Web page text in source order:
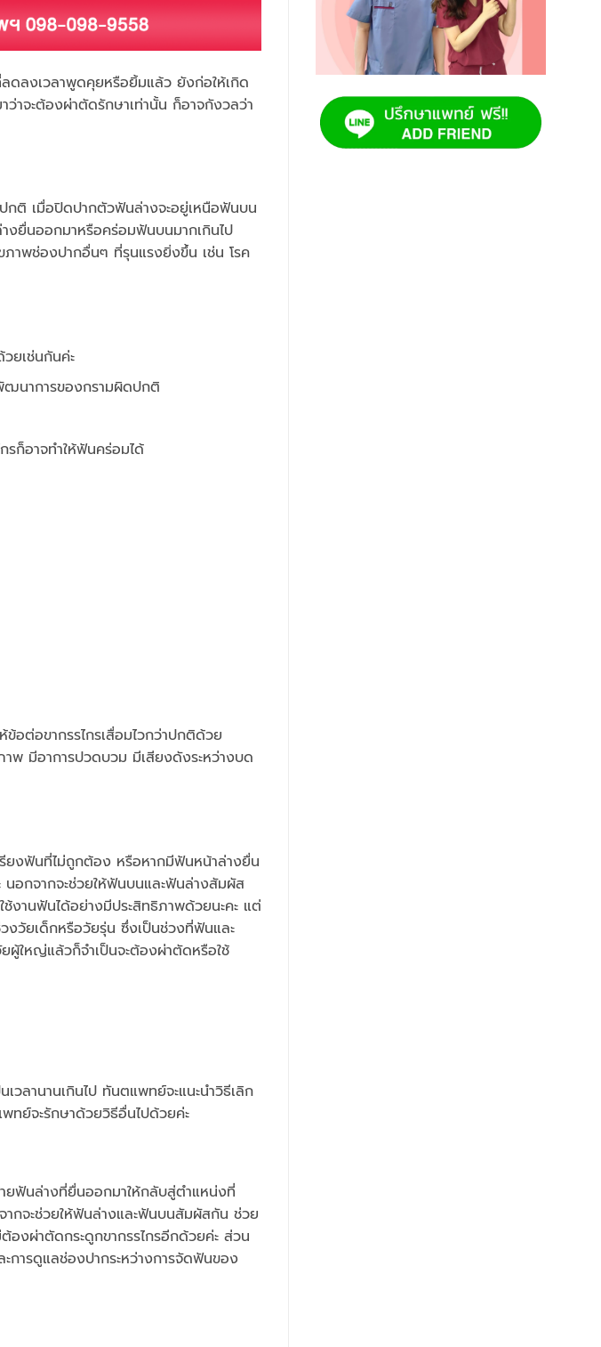
ลงเวลาพูดคุยหรือยิ้มแล้ว ยังก่อให้เกิด
าจะต้องผ่าตัดรักษาเท่านั้น ก็อาจกังวลว่า
กติ เมื่อปิดปากตัวฟันล่างจะอยู่เหนือฟันบน
งยื่นออกมาหรือคร่อมฟันบนมากเกินไป
ภาพช่องปากอื่นๆ ที่รุนแรงยิ่งขึ้น เช่น โรค
ยเช่นกันค่ะ
ฒนาการของกรามผิดปกติ
รก็อาจทำให้ฟันคร่อมได้
ข้อต่อขากรรไกรเสื่อมไวกว่าปกติด้วย
าพ มีอาการปวดบวม มีเสียงดังระหว่างบด
ยงฟันที่ไม่ถูกต้อง หรือหากมีฟันหน้าล่างยื่น
นอกจากจะช่วยให้ฟันบนและฟันล่างสัมผัส
งานฟันได้อย่างมีประสิทธิภาพด้วยนะคะ แต่
งวัยเด็กหรือวัยรุ่น ซึ่งเป็นช่วงที่ฟันและ
ผู้ใหญ่แล้วก็จำเป็นจะต้องผ่าตัดหรือใช้
ลานานเกินไป ทันตแพทย์จะแนะนำวิธีเลิก
ย์จะรักษาด้วยวิธีอื่นไปด้วยค่ะ
ยฟันล่างที่ยื่นออกมาให้กลับสู่ตำแหน่งที่
กจะช่วยให้ฟันล่างและฟันบนสัมผัสกัน ช่วย
องผ่าตัดกระดูกขากรรไกรอีกด้วยค่ะ ส่วน
การดูแลช่องปากระหว่างการจัดฟันของ